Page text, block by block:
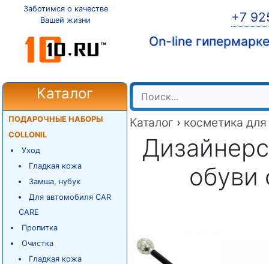
Заботимся о качестве
Вашей жизни
+7
On-line
Каталог
ПОДАРОЧНЫЕ НАБОРЫ
COLLONIL
Уход
Гладкая кожа
Замша, нубук
Для автомобиля CAR
CARE
Пропитка
Очистка
Гладкая кожа
Каталог › косметика
обуви